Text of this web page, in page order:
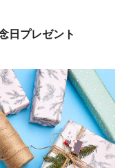
日プレゼント